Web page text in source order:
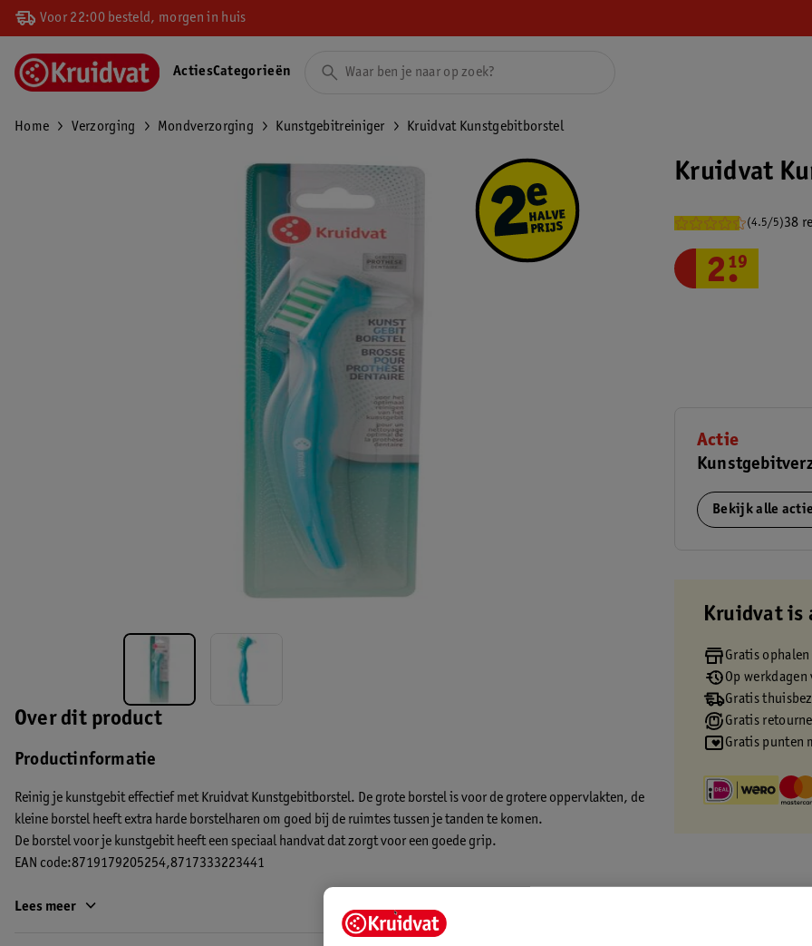
Voor 22:00 besteld, morgen in huis
ActiesCategorieën
Home Verzorging Mondverzorging Kunstgebitreiniger Kruidvat Kunstgebitborstel
Over dit product
Productinformatie
Reinig je kunstgebit effectief met Kruidvat Kunstgebitborstel. De grote borstel is voor de grotere oppervlakten, de
kleine borstel heeft extra harde borstelharen om goed bij de ruimtes tussen je tanden te komen.
De borstel voor je kunstgebit heeft een speciaal handvat dat zorgt voor een goede grip.
EAN code:8719179205254,8717333223441
Lees meer
Kruidvat
(4.5/5)38
2.
19
Actie
Bekijk alle
Kruidvat is
Gratis
Op
Gratis
Gratis
Gratis punten